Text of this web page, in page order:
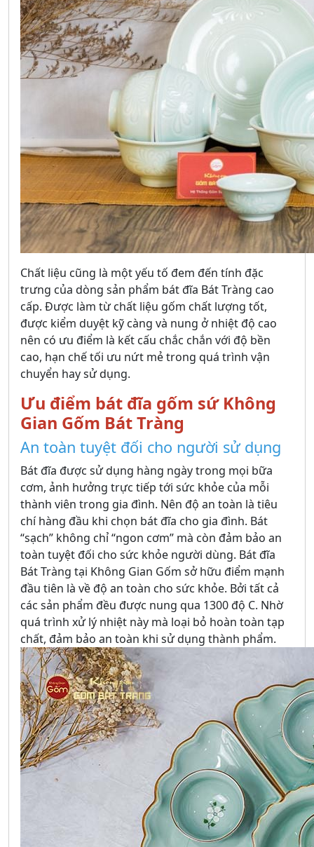
Chất liệu cũng là một yếu tố đem đến tính đặc
trưng của dòng sản phẩm bát đĩa Bát Tràng cao
cấp. Được làm từ chất liệu gốm chất lượng tốt,
được kiểm duyệt kỹ càng và nung ở nhiệt độ cao
nên có ưu điểm là kết cấu chắc chắn với độ bền
cao, hạn chế tối ưu nứt mẻ trong quá trình vận
chuyển hay sử dụng.
Ưu điểm bát đĩa gốm sứ Không
Gian Gốm Bát Tràng
An toàn tuyệt đối cho người sử dụng
Bát đĩa được sử dụng hàng ngày trong mọi bữa
cơm, ảnh hưởng trực tiếp tới sức khỏe của mỗi
thành viên trong gia đình. Nên độ an toàn là tiêu
chí hàng đầu khi chọn bát đĩa cho gia đình. Bát
“sạch” không chỉ “ngon cơm” mà còn đảm bảo an
toàn tuyệt đối cho sức khỏe người dùng. Bát đĩa
Bát Tràng tại Không Gian Gốm sở hữu điểm mạnh
đầu tiên là về độ an toàn cho sức khỏe. Bởi tất cả
các sản phẩm đều được nung qua 1300 độ C. Nhờ
quá trình xử lý nhiệt này mà loại bỏ hoàn toàn tạp
chất, đảm bảo an toàn khi sử dụng thành phẩm.